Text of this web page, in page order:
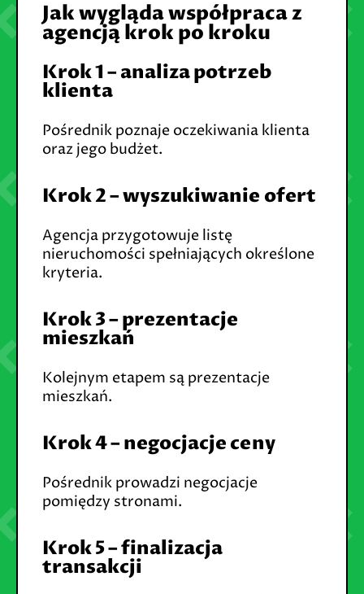
Jak wygląda współpraca z
agencją krok po kroku
Krok 1 – analiza potrzeb
klienta
Pośrednik poznaje oczekiwania klienta
oraz jego budżet.
Krok 2 – wyszukiwanie ofert
Agencja przygotowuje listę
nieruchomości spełniających określone
kryteria.
Krok 3 – prezentacje
mieszkań
Kolejnym etapem są prezentacje
mieszkań.
Krok 4 – negocjacje ceny
Pośrednik prowadzi negocjacje
pomiędzy stronami.
Krok 5 – finalizacja
transakcji